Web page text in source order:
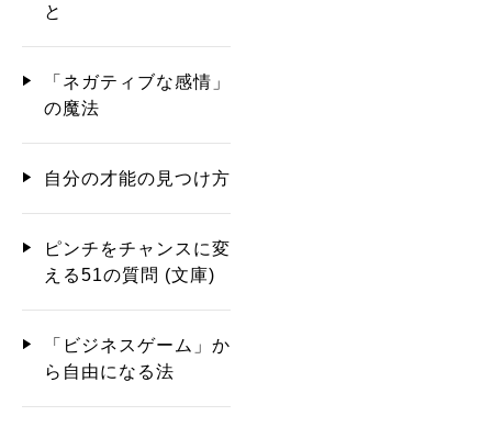
と
「ネガティブな感情」
の魔法
自分の才能の見つけ方
ピンチをチャンスに変
える51の質問 (文庫)
「ビジネスゲーム」か
ら自由になる法